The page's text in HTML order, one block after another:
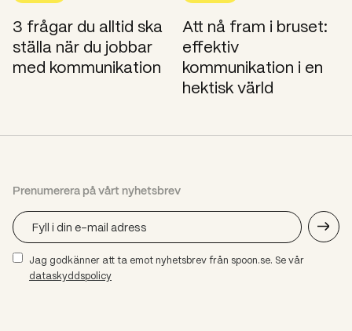
3 frågar du alltid ska
ställa när du jobbar
med kommunikation
Att nå fram i bruset:
effektiv
kommunikation i en
hektisk värld
Prenumerera på vårt nyhetsbrev
Jag godkänner att ta emot nyhetsbrev från spoon.se. Se vår
dataskyddspolicy